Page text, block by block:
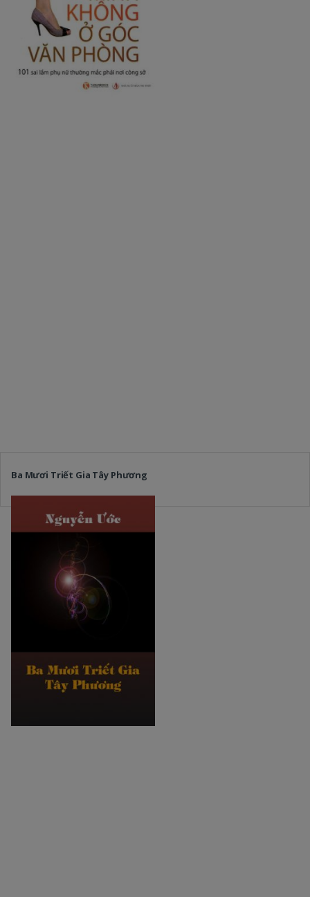
Ba Mươi Triết Gia Tây Phương